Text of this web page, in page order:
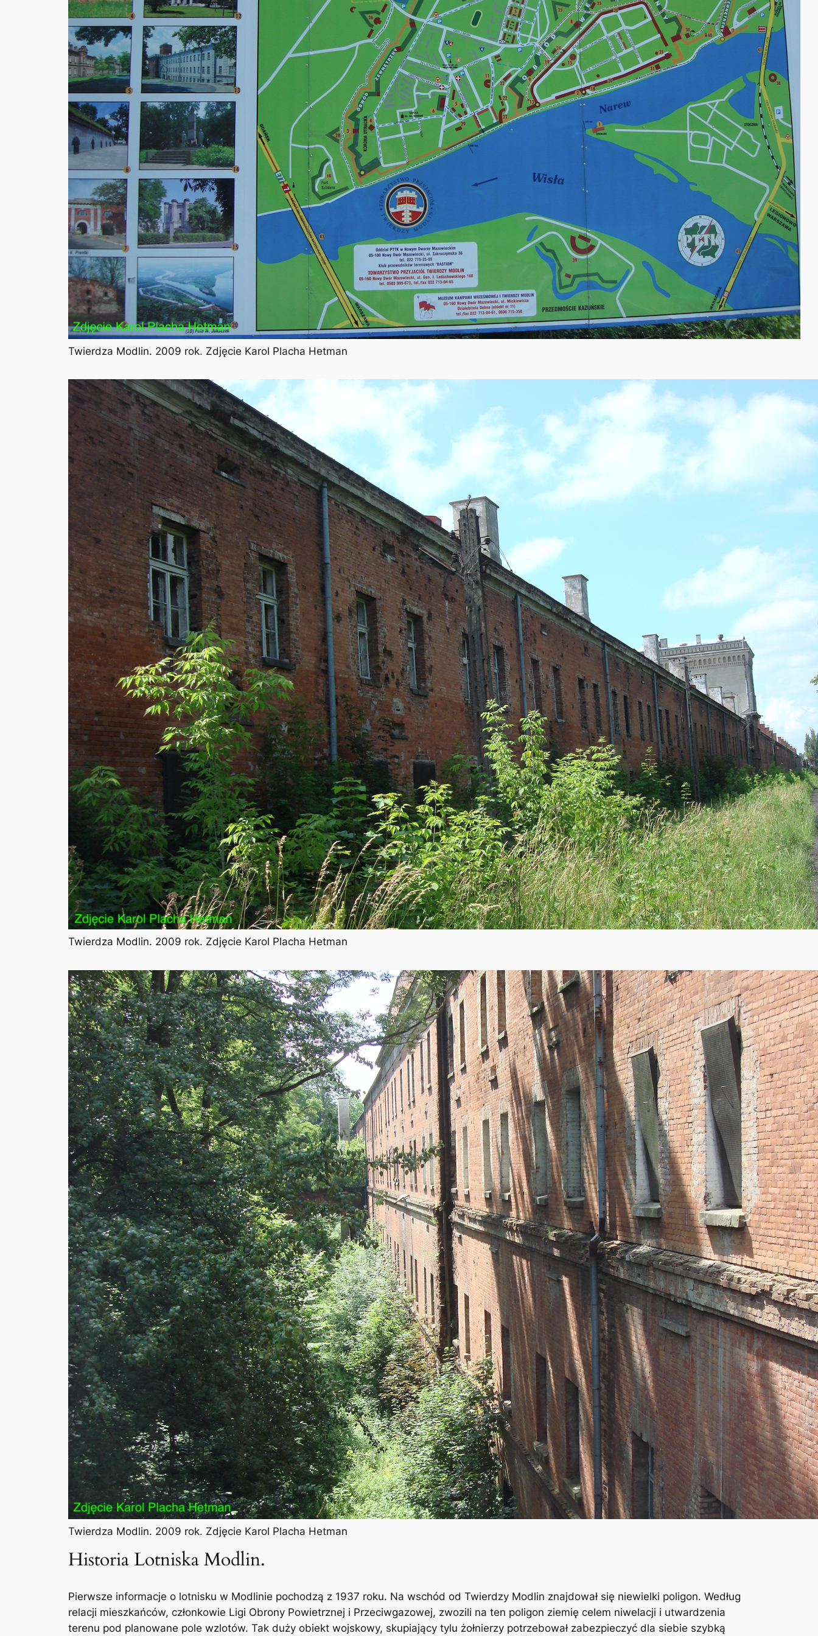
Twierdza Modlin. 2009 rok. Zdjęcie Karol Placha Hetman
Twierdza Modlin. 2009 rok. Zdjęcie Karol Placha Hetman
Twierdza Modlin. 2009 rok. Zdjęcie Karol Placha Hetman
Historia Lotniska Modlin.
Pierwsze informacje o lotnisku w Modlinie pochodzą z 1937 roku. Na wschód od Twierdzy Modlin znajdował się niewielki poligon. Według
relacji mieszkańców, członkowie Ligi Obrony Powietrznej i Przeciwgazowej, zwozili na ten poligon ziemię celem niwelacji i utwardzenia
terenu pod planowane pole wzlotów. Tak duży obiekt wojskowy, skupiający tylu żołnierzy potrzebował zabezpieczyć dla siebie szybką